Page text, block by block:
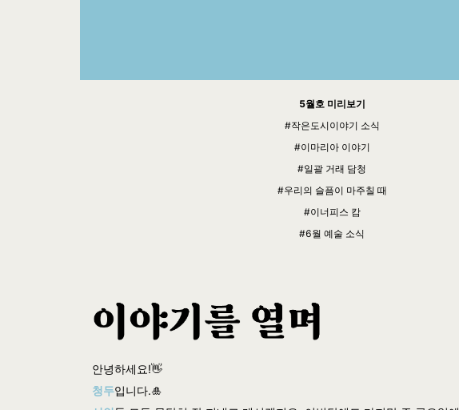
5월호 미리보기
#작은도시이야기 소식
#이마리아 이야기
#일괄 거래 담청
#우리의 슬픔이 마주칠 때
#이너피스 캄
#6월 예술 소식
안녕하세요!👋
청두입니다.🎍